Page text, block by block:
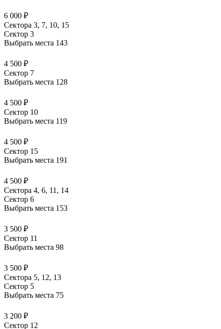
6 000 ₽
Сектора 3, 7, 10, 15
Сектор 3
Выбрать места 143
4 500 ₽
Сектор 7
Выбрать места 128
4 500 ₽
Сектор 10
Выбрать места 119
4 500 ₽
Сектор 15
Выбрать места 191
4 500 ₽
Сектора 4, 6, 11, 14
Сектор 6
Выбрать места 153
3 500 ₽
Сектор 11
Выбрать места 98
3 500 ₽
Сектора 5, 12, 13
Сектор 5
Выбрать места 75
3 200 ₽
Сектор 12